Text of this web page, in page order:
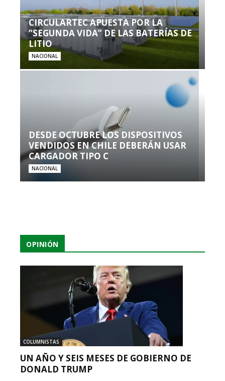
CIRCULARTEC APUESTA POR LA
“SEGUNDA VIDA” DE LAS BATERÍAS DE
LITIO
NACIONAL
DESDE OCTUBRE LOS DISPOSITIVOS
VENDIDOS EN CHILE DEBERÁN USAR
CARGADOR TIPO C
NACIONAL
OPINIÓN
COLUMNISTAS
UN AÑO Y SEIS MESES DE GOBIERNO DE
DONALD TRUMP